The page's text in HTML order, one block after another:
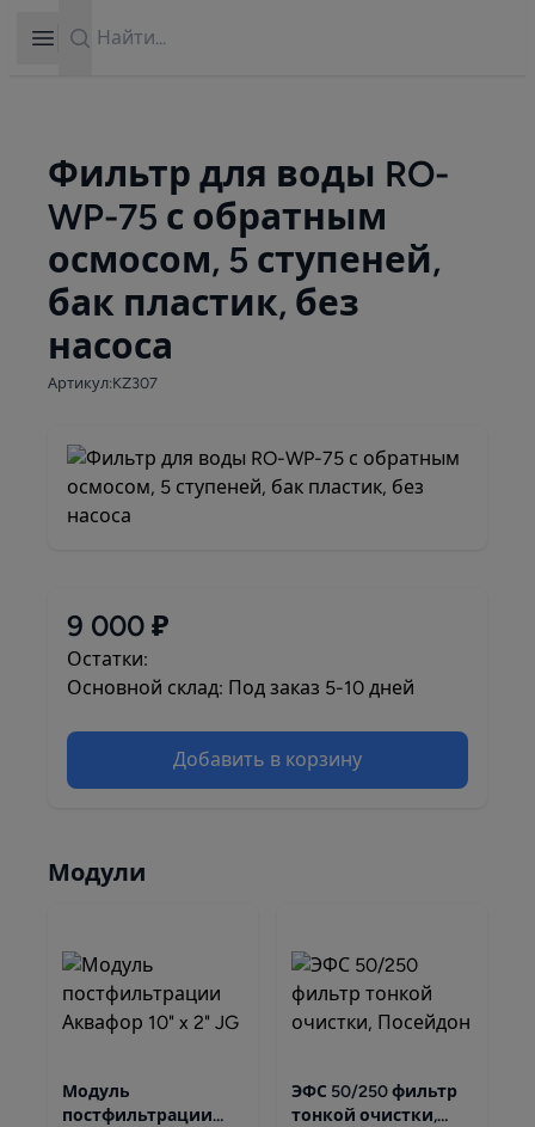
Open sidebar
Фильтр для воды RO-
WP-75 с обратным
осмосом, 5 ступеней,
бак пластик, без
насоса
Артикул:KZ307
9 000 ₽
Остатки:
Основной склад: Под заказ 5-10 дней
Добавить в корзину
Модули
Модуль
постфильтрации
ЭФС 50/250 фильтр
тонкой очистки,